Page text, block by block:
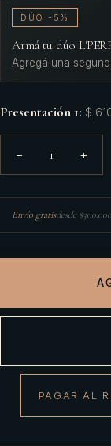
DÚO -5%
Armá tu dúo
Agregá una
Presentación 1: $
− 1 +
Envío gratisdesde $300.000
PAGAR AL